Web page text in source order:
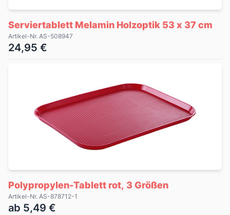
Serviertablett Melamin Holzoptik 53 x 37 cm
Artikel-Nr. AS-508947
24,95 €
Polypropylen-Tablett rot, 3 Größen
Artikel-Nr. AS-878712-1
ab 5,49 €